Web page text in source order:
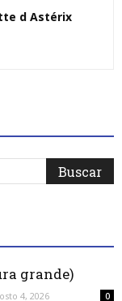
d Astérix
grande)
4, 2026 0